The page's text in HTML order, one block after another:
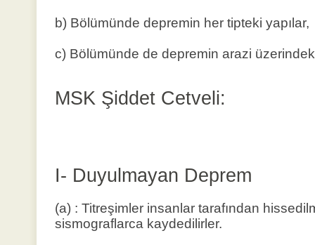
b) Bölümünde depremin her tipteki yapılar,
c) Bölümünde de depremin arazi
MSK Şiddet Cetveli:
I- Duyulmayan Deprem
(a) : Titreşimler insanlar tarafından
sismograflarca kaydedilirler.